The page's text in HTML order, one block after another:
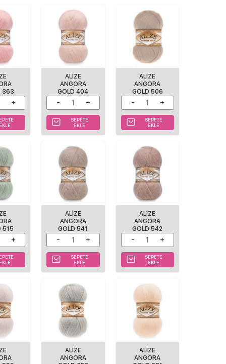
363
EKLE
ALIZE
ANGORA
GOLD 404
SEPETE
EKLE
ALIZE
ANGORA
GOLD 506
SEPETE
EKLE
515
EKLE
ALIZE
ANGORA
GOLD 541
SEPETE
EKLE
ALIZE
ANGORA
GOLD 542
SEPETE
EKLE
ALIZE
ANGORA
ALIZE
ANGORA